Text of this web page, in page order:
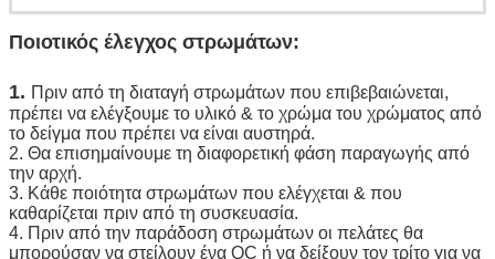
Ποιοτικός έλεγχος στρωμάτων:
1. Πριν από τη διαταγή στρωμάτων που επιβεβαιώνεται,
πρέπει να ελέγξουμε το υλικό & το χρώμα του χρώματος από
το δείγμα που πρέπει να είναι αυστηρά.
2. Θα επισημαίνουμε τη διαφορετική φάση παραγωγής από
την αρχή.
3. Κάθε ποιότητα στρωμάτων που ελέγχεται & που
καθαρίζεται πριν από τη συσκευασία.
4. Πριν από την παράδοση στρωμάτων οι πελάτες θα
μπορούσαν να στείλουν ένα QC ή να δείξουν τον τρίτο για να